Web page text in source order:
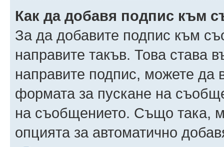
Как да добавя подпис към
За да добавите подпис към
направите такъв. Това
направите подпис, можете да
формата за пускане на
на съобщението. Също така,
опцията за автоматично